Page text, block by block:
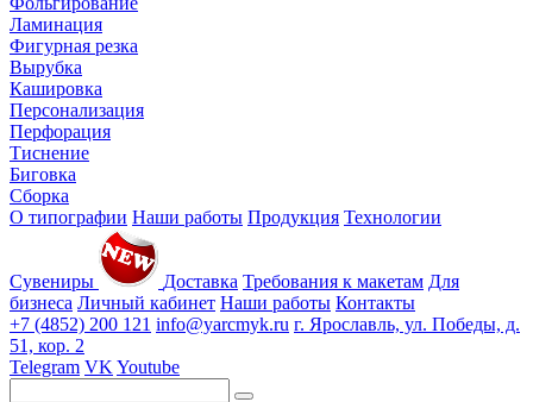
Ламинация
Фигурная резка
Вырубка
Кашировка
Персонализация
Перфорация
Тиснение
Биговка
Сборка
О типографии Наши работы Продукция Технологии
Сувениры Доставка Требования к макетам Для
бизнеса Личный кабинет Наши работы Контакты
+7 (4852) 200 121 info@yarcmyk.ru г. Ярославль, ул. Победы, д.
51, кор. 2
Telegram VK Youtube